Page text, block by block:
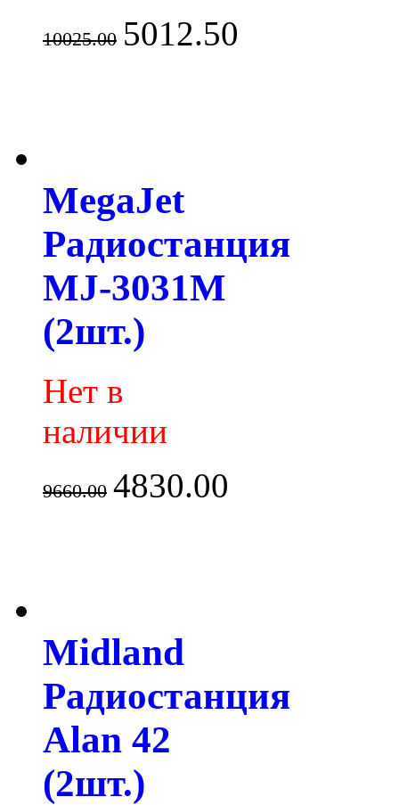
10025.00 5012.50
MegaJet
Радиостанция
MJ-3031M
(2шт.)
Нет в
наличии
9660.00 4830.00
Midland
Радиостанция
Alan 42
(2шт.)